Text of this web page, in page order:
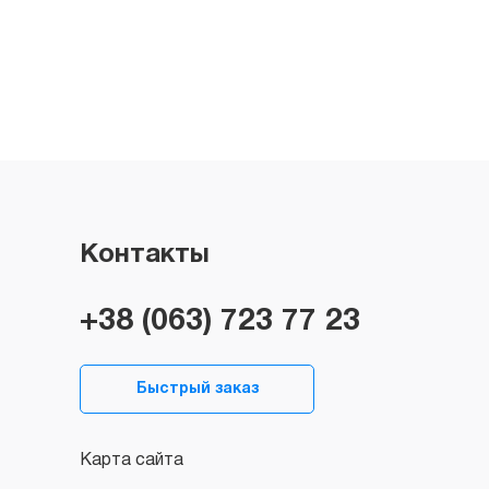
Контакты
+38 (063) 723 77 23
Быстрый заказ
Карта сайта